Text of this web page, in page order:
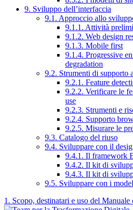
9. Sviluppo dell’interfaccia
9.1. Approccio allo
9.1.1. Attività
9.1.2. Web design
9.1.3. Mobile first
9.1.4. Progressive
degradation
9.2. Strumenti di supporto
9.2.1. Feature
9.2.2. Verificare le
use
9.2.3. Strumenti e
9.2.4. Supporto
9.2.5. Misurare le
9.3. Catalogo del riuso
9.4. Sviluppare con il
9.4.1. Il framework
9.4.2. Il kit di
9.4.3. Il kit di
9.5. Sviluppare con i
1. Scopo, destinatari e uso del